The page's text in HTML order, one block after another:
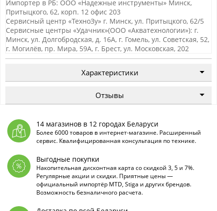
Импортер в РБ: ООО «Надежные инструменты» Минск,
Притыцкого, 62, корп. 12 офис 203
Сервисный центр «ТехноЗу» г. Минск, ул. Притыцкого, 62/5
Сервисные центры «Удачник»(ООО «Акватехнологии»): г.
Минск, ул. Долгобродская, д. 16А, г. Гомель, ул. Советская, 52,
г. Могилёв, пр. Мира, 59А, г. Брест, ул. Московская, 202
Характеристики
Отзывы
14 магазинов в 12 городах Беларуси
Более 6000 товаров в интернет-магазине. Расширенный
сервис. Квалифицированная консультация по технике.
Выгодные покупки
Накопительная дисконтная карта со скидкой 3, 5 и 7%.
Регулярные акции и скидки. Приятные цены —
официальный импортёр MTD, Stiga и других брендов.
Возможность безналичного расчета.